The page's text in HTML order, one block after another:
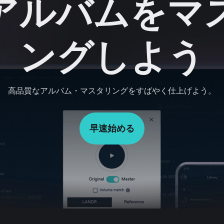
ルバムをマ
ングしよう
高品質なアルバム・マスタリングをすばやく仕上げよう。
早速始める